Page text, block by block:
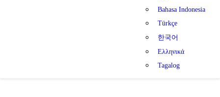
Bahasa Indonesia
Türkçe
한국어
Ελληνικά
Tagalog